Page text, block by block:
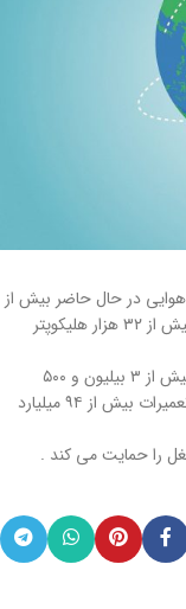
در حال حاضر بیش از
۲۵ هزار هواپیمای مسافری ، ۲۲ هزار جت شخصی و بیش از ۳۲ هزار هلیکوپتر
فعالیت اقتصادی سالانه حاصل از این چرخه عملیاتی بیش از ۳ بیلیون و ۵۰۰
میلیارد دلار است که از این عدد سهم بخش مهندسی تعمیرات بیش از ۹۴ میلیارد